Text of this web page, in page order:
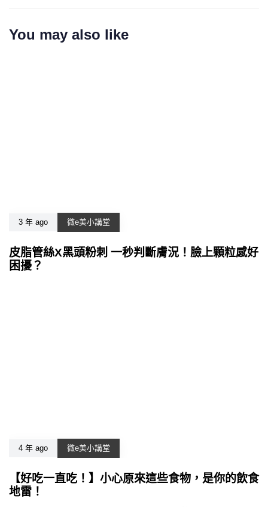
You may also like
3 年 ago 微e美小講堂
皮脂管絲X黑頭粉刺 一秒判斷膚況！臉上顆粒感好
困擾？
4 年 ago 微e美小講堂
【好吃一直吃！】小心原來這些食物，是你的飲食
地雷！